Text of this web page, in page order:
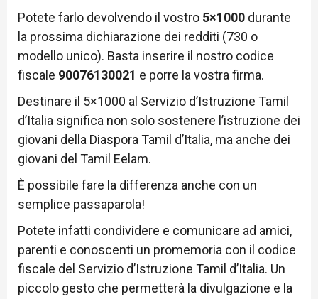
Potete farlo devolvendo il vostro 5×1000 durante
la prossima dichiarazione dei redditi (730 o
modello unico). Basta inserire il nostro codice
fiscale 90076130021 e porre la vostra firma.
Destinare il 5×1000 al Servizio d’Istruzione Tamil
d’Italia significa non solo sostenere l’istruzione dei
giovani della Diaspora Tamil d’Italia, ma anche dei
giovani del Tamil Eelam.
È possibile fare la differenza anche con un
semplice passaparola!
Potete infatti condividere e comunicare ad amici,
parenti e conoscenti un promemoria con il codice
fiscale del Servizio d’Istruzione Tamil d’Italia. Un
piccolo gesto che permetterà la divulgazione e la